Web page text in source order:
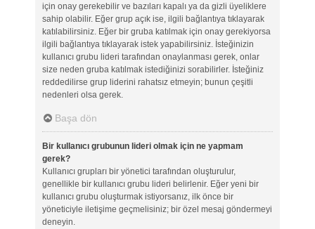
için onay gerekebilir ve bazıları kapalı ya da gizli üyeliklere
sahip olabilir. Eğer grup açık ise, ilgili bağlantıya tıklayarak
katılabilirsiniz. Eğer bir gruba katılmak için onay gerekiyorsa
ilgili bağlantıya tıklayarak istek yapabilirsiniz. İsteğinizin
kullanıcı grubu lideri tarafından onaylanması gerek, onlar
size neden gruba katılmak istediğinizi sorabilirler. İsteğiniz
reddedilirse grup liderini rahatsız etmeyin; bunun çeşitli
nedenleri olsa gerek.
Başa dön
Bir kullanıcı grubunun lideri olmak için ne yapmam
gerek?
Kullanıcı grupları bir yönetici tarafından oluşturulur,
genellikle bir kullanıcı grubu lideri belirlenir. Eğer yeni bir
kullanıcı grubu oluşturmak istiyorsanız, ilk önce bir
yöneticiyle iletişime geçmelisiniz; bir özel mesaj göndermeyi
deneyin.